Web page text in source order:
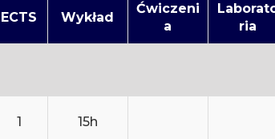
ECTS Wykład
Ćwiczeni
a
ria
1 15h